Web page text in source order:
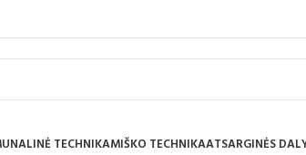
TECHNIKAMIŠKO TECHNIKAATSARGINĖS